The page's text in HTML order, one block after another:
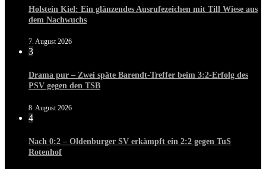
Holstein Kiel: Ein glänzendes Ausrufezeichen mit Till Wiese aus
dem Nachwuchs
7. August 2026
3
Drama pur – Zwei späte Barendt-Treffer beim 3:2-Erfolg des
PSV gegen den TSB
8. August 2026
4
Nach 0:2 – Oldenburger SV erkämpft ein 2:2 gegen TuS
Rotenhof